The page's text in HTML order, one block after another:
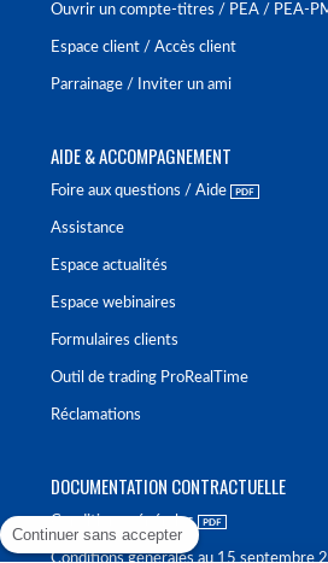
Ouvrir un compte-titres / PEA / PEA-
Espace client / Accès client
Parrainage / Inviter un ami
AIDE & ACCOMPAGNEMENT
Foire aux questions / Aide
Assistance
Espace actualités
Espace webinaires
Formulaires clients
Outil de trading ProRealTime
Réclamations
DOCUMENTATION CONTRACTUELLE
Conditions générales
Conditions générales au 15 septembre
Continuer sans accepter